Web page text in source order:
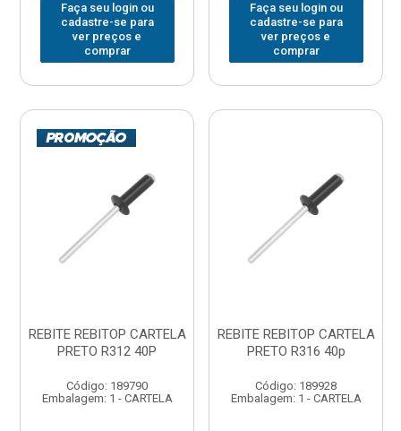
Faça seu login ou
cadastre-se para
ver preços e
comprar
Faça seu login ou
cadastre-se para
ver preços e
comprar
REBITE REBITOP CARTELA
PRETO R312 40P
Código: 189790
Embalagem: 1 - CARTELA
REBITE REBITOP CARTELA
PRETO R316 40p
Código: 189928
Embalagem: 1 - CARTELA